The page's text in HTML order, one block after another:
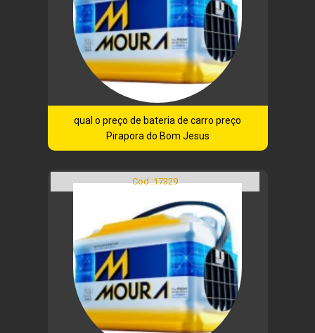
qual o preço de bateria de carro preço
Pirapora do Bom Jesus
Cod.:17329